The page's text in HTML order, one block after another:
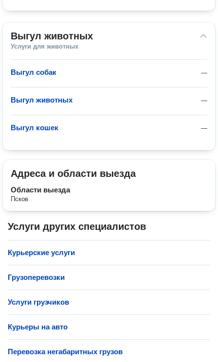
Выгул животных
Услуги для животных
—
Выгул собак
—
Выгул животных
—
Выгул кошек
Адреса и области выезда
Области выезда
Псков
Услуги других специалистов
Курьерские услуги
Грузоперевозки
Услуги грузчиков
Курьеры на авто
Перевозка негабаритных грузов